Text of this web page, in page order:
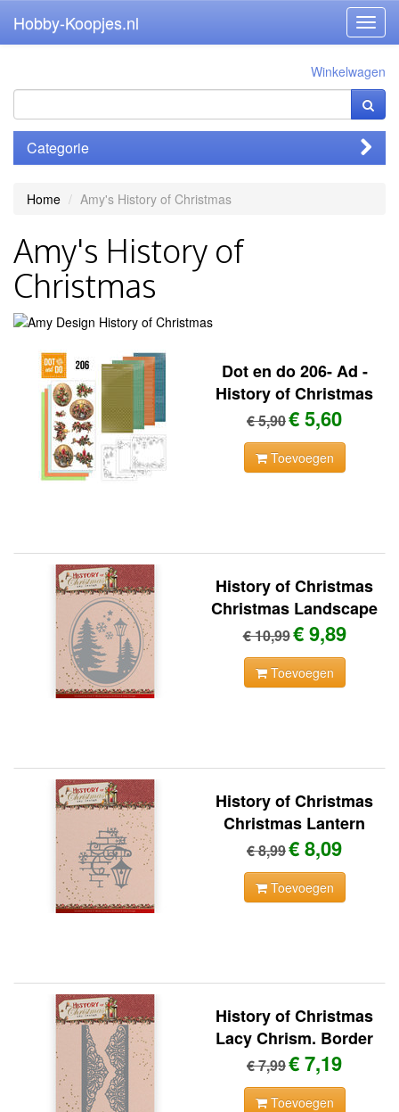
Hobby-Koopjes.nl
Winkelwagen
Categorie
Home Amy's History of Christmas
Amy's History of
Christmas
Dot en do 206- Ad -
History of Christmas
€ 5,90€ 5,60
Toevoegen
History of Christmas
Christmas Landscape
€ 10,99€ 9,89
Toevoegen
History of Christmas
Christmas Lantern
€ 8,99€ 8,09
Toevoegen
History of Christmas
Lacy Chrism. Border
€ 7,99€ 7,19
Toevoegen